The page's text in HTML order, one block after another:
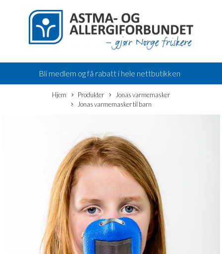
Bli medlem og få rabatt i hele nettbutikken
Hjem Produkter
Jonas varmemasker
Jonas varmemasker til barn